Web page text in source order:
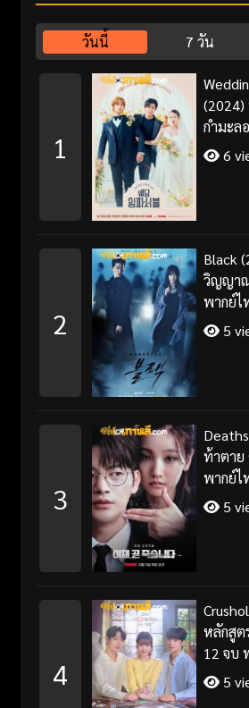
วันนี้ 7 วัน
1
กำมะล
พากย์ไ
6
2
Black
วิญญา
พากย์ไ
5
3
ท้าตาย
พากย์
5
4
หลักสูต
12
5